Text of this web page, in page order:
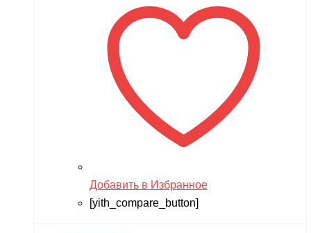
Добавить в Избранное
[yith_compare_button]